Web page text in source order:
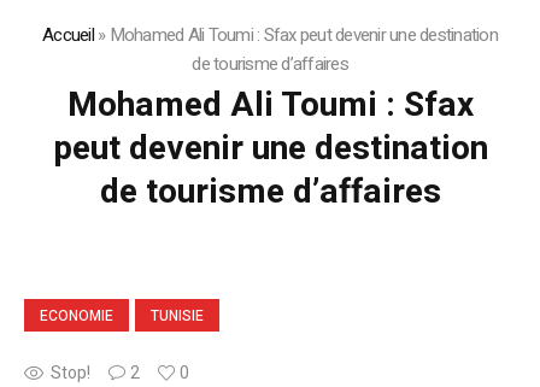
Accueil»Mohamed Ali Toumi : Sfax peut devenir une destination
de tourisme d’affaires
Mohamed Ali Toumi : Sfax
peut devenir une destination
de tourisme d’affaires
ECONOMIE TUNISIE
Stop! 2 0